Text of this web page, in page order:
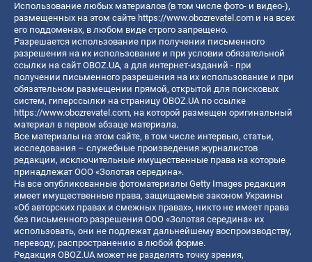
Использование любых материалов (в том числе фото- и видео-),
размещенных на этом сайте https://www.obozrevatel.com и на всех
его поддоменах, в любом виде строго запрещено.
Разрешается использование при получении письменного
разрешения на их использование и при условии обязательной
ссылки на сайт OBOZ.UA, а для интернет-изданий - при
получении письменного разрешения на их использование и при
обязательном размещении прямой, открытой для поисковых
систем, гиперссылки на страницу OBOZ.UA по ссылке
https://www.obozrevatel.com, на которой размещен оригинальный
материал в первом абзаце материала.
Все материалы на этом сайте, в том числе интервью, статьи,
исследования – служебные произведения журналистов
редакции, исключительные имущественные права на которые
принадлежат ООО «Золотая середина».
На все опубликованные фотоматериалы Getty Images редакция
имеет имущественные права, защищаемые законом Украины
«Об авторских правах и смежных правах», никто не имеет права
без письменного разрешения ООО «Золотая середина» их
использовать, они не подлежат дальнейшему воспроизводству,
переводу, распространению в любой форме.
Редакция OBOZ.UA может не разделять точку зрения,